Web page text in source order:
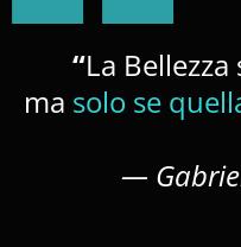
“La
ma solo se
—